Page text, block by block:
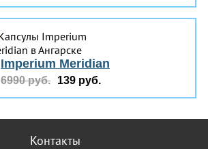
Imperium Meridian
6990 руб. 139 руб.
Контакты